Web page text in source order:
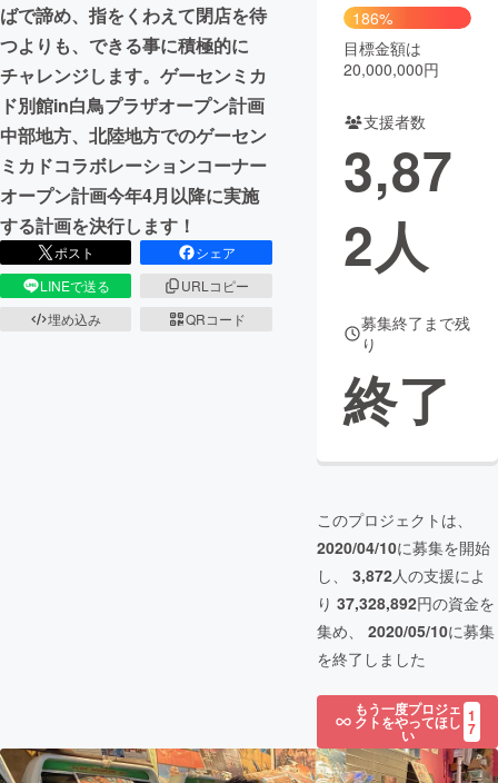
CAMPFIRE for Social Good
CAMPFIRE Creation
CAMPFIREふるさと納税
コミュニティ
ばで諦め、指をくわえて閉店を待
つよりも、できる事に積極的に
チャレンジします。ゲーセンミカ
ド別館in白鳥プラザオープン計画
中部地方、北陸地方でのゲーセン
ミカドコラボレーションコーナー
オープン計画今年4月以降に実施
する計画を決行します！
ポスト
シェア
LINEで送る
URLコピー
埋め込み
QRコード
186%
目標金額は
20,000,000円
支援者数
3,87
2人
募集終了まで残
り
終了
このプロジェクトは、
2020/04/10に募集を開始
し、 3,872人の支援によ
り 37,328,892円の資金を
集め、 2020/05/10に募集
を終了しました
もう一度プロジェ
クトをやってほし
い
1
7